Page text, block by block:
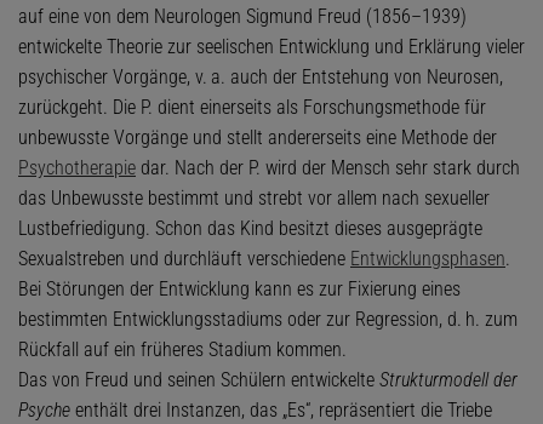
auf eine von dem Neurologen Sigmund Freud (1856–1939)
entwickelte Theorie zur seelischen Entwicklung und Erklärung vieler
psychischer Vorgänge, v. a. auch der Entstehung von Neurosen,
zurückgeht. Die P. dient einerseits als Forschungsmethode für
unbewusste Vorgänge und stellt andererseits eine Methode der
Psychotherapie dar. Nach der P. wird der Mensch sehr stark durch
das Unbewusste bestimmt und strebt vor allem nach sexueller
Lustbefriedigung. Schon das Kind besitzt dieses ausgeprägte
Sexualstreben und durchläuft verschiedene Entwicklungsphasen.
Bei Störungen der Entwicklung kann es zur Fixierung eines
bestimmten Entwicklungsstadiums oder zur Regression, d. h. zum
Rückfall auf ein früheres Stadium kommen.
Das von Freud und seinen Schülern entwickelte Strukturmodell der
Psyche enthält drei Instanzen, das „Es“, repräsentiert die Triebe